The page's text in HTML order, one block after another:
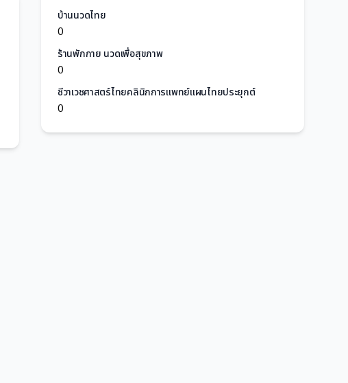
บ้านนวดไทย
0
ร้านพักกาย นวดเพื่อสุขภาพ
0
ชีวาเวชศาสตร์ไทยคลินิกการแพทย์แผนไทยประยุกต์
0